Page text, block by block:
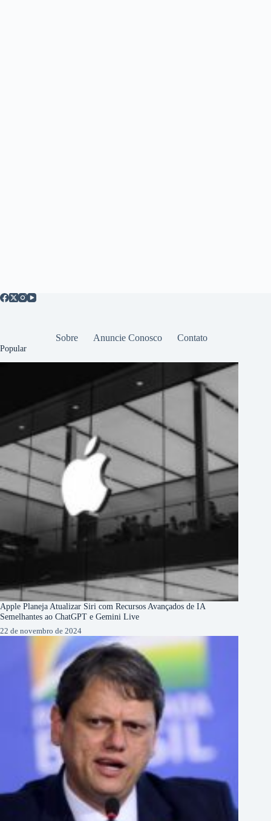
Sobre Anuncie Conosco Contato
Popular
Apple Planeja Atualizar Siri com Recursos Avançados de IA
Semelhantes ao ChatGPT e Gemini Live
22 de novembro de 2024